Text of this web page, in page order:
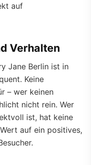
auf
Verhalten
Jane Berlin ist in
Keine
– wer keinen
nicht rein. Wer
ist, hat keine
auf ein positives,